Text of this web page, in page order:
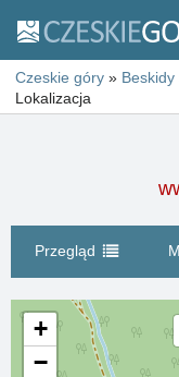
Czeskie góry » Beskidy
Lokalizacja
Przegląd
+
−